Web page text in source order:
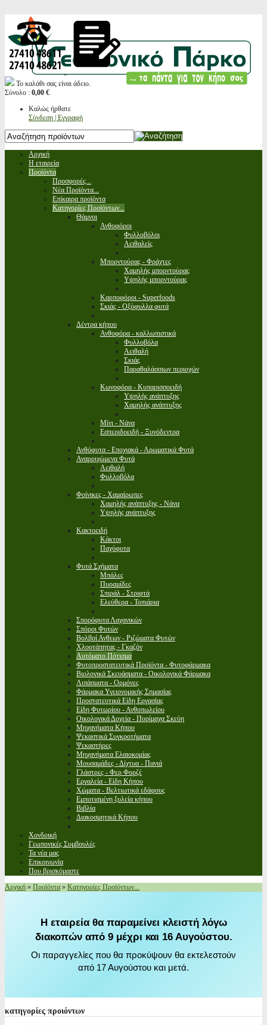
Το καλάθι σας είναι άδειο.
Σύνολο : 0,00 €
Καλώς ήρθατε
Σύνδεση | Εγγραφή
Αρχική
Η εταιρεία
Προϊόντα
Προσφορές...
Νέα Προϊόντα...
Επίκαιρα προϊόντα
Κατηγορίες Προϊόντων...
Θάμνοι
Ανθοφόροι
Φυλλοβόλοι
Αειθαλείς
Μπορντούρας - Φράχτες
Χαμηλής μπορντούρας
Υψηλής μπορντούρας
Καρποφόροι - Superfoods
Σκιάς - Οξύφυλλα φυτά
Δέντρα κήπου
Ανθοφόρα - καλλωπιστικά
Φυλλοβόλα
Αειθαλή
Σκιάς
Παραθαλάσσιων περιοχών
Κωνοφόρα - Κυπαρισσοειδή
Υψηλής ανάπτυξης
Χαμηλής ανάπτυξης
Μίνι - Νάνα
Εσπεριδοειδή - Ξυνόδεντρα
Ανθόφυτα - Εποχιακά - Αρωματικά Φυτά
Αναρριχώμενα Φυτά
Αειθαλή
Φυλλοβόλα
Φοίνικες - Χαμαίρωπες
Χαμηλής ανάπτυξης - Νάνα
Υψηλής ανάπτυξης
Κακτοειδή
Κάκτοι
Παχύφυτα
Φυτά Σχήματα
Μπάλες
Πυραμίδες
Σπιράλ - Στριφτά
Ελεύθερα - Τοπιάρια
Σπορόφυτα Λαχανικών
Σπόροι Φυτών
Βολβοί Ανθεων - Ριζώματα Φυτών
Χλοοτάπητας - Γκαζόν
Αυτόματο Πότισμα
Φυτοπροστατευτικά Προϊόντα - Φυτοφάρμακα
Βιολογικά Σκευάσματα - Οικολογικά Φάρμακα
Λιπάσματα - Ορμόνες
Φάρμακα Υγειονομικής Σημασίας
Προστατευτικά Είδη Εργασίας
Είδη Φυτωρίου - Ανθοπωλείου
Οικολογικά Δοχεία - Πυρίμαχα Σκεύη
Μηχανήματα Κήπου
Ψεκαστικά Συγκροτήματα
Ψεκαστήρες
Μηχανήματα Ελαιοκομίας
Μουσαμάδες - Δίχτυα - Πανιά
Γλάστρες - Φερ Φορζέ
Εργαλεία - Είδη Κήπου
Χώματα - Βελτιωτικά εδάφους
Εμποτισμένη ξυλεία κήπου
Βιβλία
Διακοσμητικά Κήπου
Χονδρική
Γεωπονικές Συμβουλές
Τα νέα μας
Επικοινωνία
Που βρισκόμαστε
Αρχική » Προϊόντα » Κατηγορίες Προϊόντων...
Η εταιρεία θα παραμείνει κλειστή λόγω
διακοπών από 9 μέχρι και 16 Αυγούστου.
Οι παραγγελίες που θα προκύψουν θα εκτελεστούν
από 17 Αυγούστου και μετά.
κατηγορίες προιόντων